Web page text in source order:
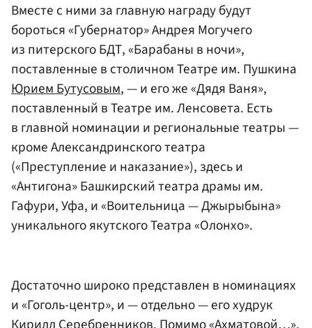
Вместе с ними за главную награду будут
бороться «Губернатор» Андрея Могучего
из питерского БДТ, «Барабаны в ночи»,
поставленные в столичном Театре им. Пушкина
Юрием Бутусовым, — и его же «Дядя Ваня»,
поставленный в Театре им. Ленсовета. Есть
в главной номинации и региональные театры —
кроме Александринского театра
(«Преступление и наказание»), здесь и
«Антигона» Башкирский театра драмы им.
Гафури, Уфа, и «Воительница — Джырыбына»
уникального якутского Театра «Олонхо».
Достаточно широко представлен в номинациях
и «Гоголь-центр», и — отдельно — его худрук